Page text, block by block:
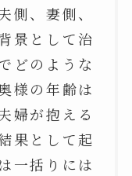
側、妻側、
景として治
どのような
様の年齢は
婦が抱える
果として起
一括りには